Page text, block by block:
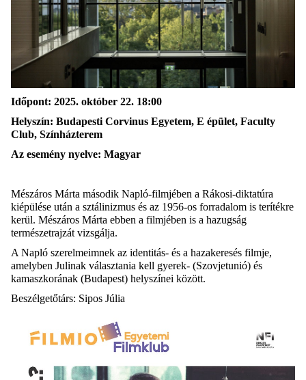
Időpont: 2025. október 22. 18:00
Helyszín: Budapesti Corvinus Egyetem, E épület, Faculty
Club, Színházterem
Az esemény nyelve: Magyar
Mészáros Márta második Napló-filmjében a Rákosi-diktatúra
kiépülése után a sztálinizmus és az 1956-os forradalom is terítékre
kerül. Mészáros Márta ebben a filmjében is a hazugság
természetrajzát vizsgálja.
A Napló szerelmeimnek az identitás- és a hazakeresés filmje,
amelyben Julinak választania kell gyerek- (Szovjetunió) és
kamaszkorának (Budapest) helyszínei között.
Beszélgetőtárs: Sipos Júlia